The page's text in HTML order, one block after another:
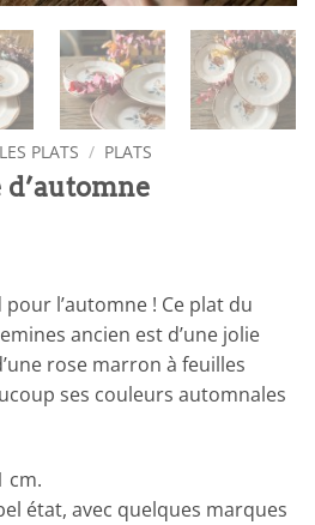
LES PLATS / PLATS
l’automne ! Ce plat du
ancien est d’une jolie
rose marron à feuilles
ses couleurs automnales
cm.
état, avec quelques marques